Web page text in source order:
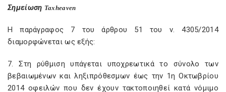
Σημείωση Taxheaven
Η παράγραφος 7 του άρθρου 51 του ν. 4305/2014
διαμορφώνεται ως εξής:
7. Στη ρύθμιση υπάγεται υποχρεωτικά το σύνολο των
βεβαιωμένων και ληξιπρόθεσμων έως την 1η Οκτωβρίου
2014 οφειλών που δεν έχουν τακτοποιηθεί κατά νόμιμο